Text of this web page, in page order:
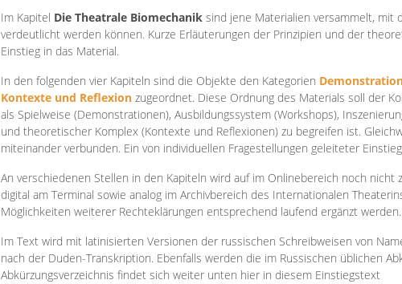
Im Kapitel Die Theatrale Biomechanik sind jene Materialien versammelt, mit
verdeutlicht werden können. Kurze Erläuterungen der Prinzipien und der
Einstieg in das Material.
In den folgenden vier Kapiteln sind die Objekte den Kategorien
Kontexte und Reflexion zugeordnet. Diese Ordnung des Materials soll der
als Spielweise (Demonstrationen), Ausbildungssystem (Workshops),
und theoretischer Komplex (Kontexte und Reflexionen) zu begreifen ist.
miteinander verbunden. Ein von individuellen Fragestellungen geleiteter
An verschiedenen Stellen in den Kapiteln wird auf im Onlinebereich noch
digital am Terminal sowie analog im Archivbereich des Internationalen
Möglichkeiten weiterer Rechteklärungen entsprechend laufend ergänzt werden.
Im Text wird mit latinisierten Versionen der russischen Schreibweisen von
nach der Duden-Transkription. Ebenfalls werden die im Russischen üblichen
Abkürzungsverzeichnis findet sich weiter unten hier in diesem Einstiegstext